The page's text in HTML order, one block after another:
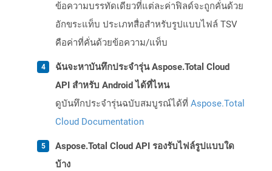
ข้อความบรรทัดเดียวที่แต่ละค่าฟิลด์จะถูกคั่นด้วย
อักขระแท็บ ประเภทสื่อสำหรับรูปแบบไฟล์ TSV
คือค่าที่คั่นด้วยข้อความ/แท็บ
ฉันจะหาบันทึกประจำรุ่น Aspose.Total Cloud
API สำหรับ Android ได้ที่ไหน
ดูบันทึกประจำรุ่นฉบับสมบูรณ์ได้ที่ Aspose.Total
Cloud Documentation
Aspose.Total Cloud API รองรับไฟล์รูปแบบใด
บ้าง